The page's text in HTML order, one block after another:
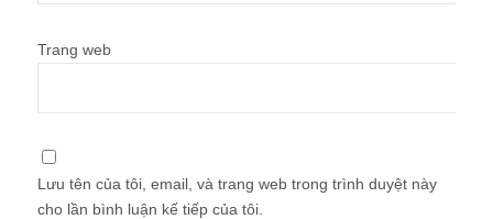
Trang web
Lưu tên của tôi, email, và trang web trong trình duyệt này
cho lần bình luận kế tiếp của tôi.